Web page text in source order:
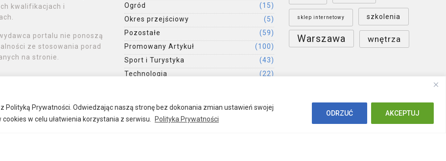
Polityką Prywatności. Odwiedzając naszą stronę bez dokonania zmian ustawień swojej
w celu ułatwienia korzystania z serwisu.
Polityka Prywatności
ODRZUĆ AKCEPTUJ
kwalifikacjach i
portalu nie ponoszą
ze stosowania porad
na stronie.
Ogród
(15)
Okres przejściowy
(5)
Pozostałe
(59)
Promowany Artykuł
(100)
Sport i Turystyka
(43)
Technologia
(22)
sklep internetowy szkolenia
Warszawa wnętrza